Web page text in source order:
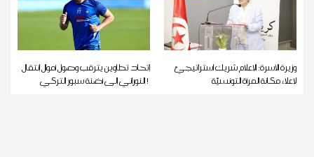
وزيرة الأسرة: الإعلام شريك استراتيجيّ
لإعلاء مكانة المرأة التونسيّة
إتحاد تطاوين يترقب وصول أموال إنتقال
النوراني إلى أضنة سبور التركي !